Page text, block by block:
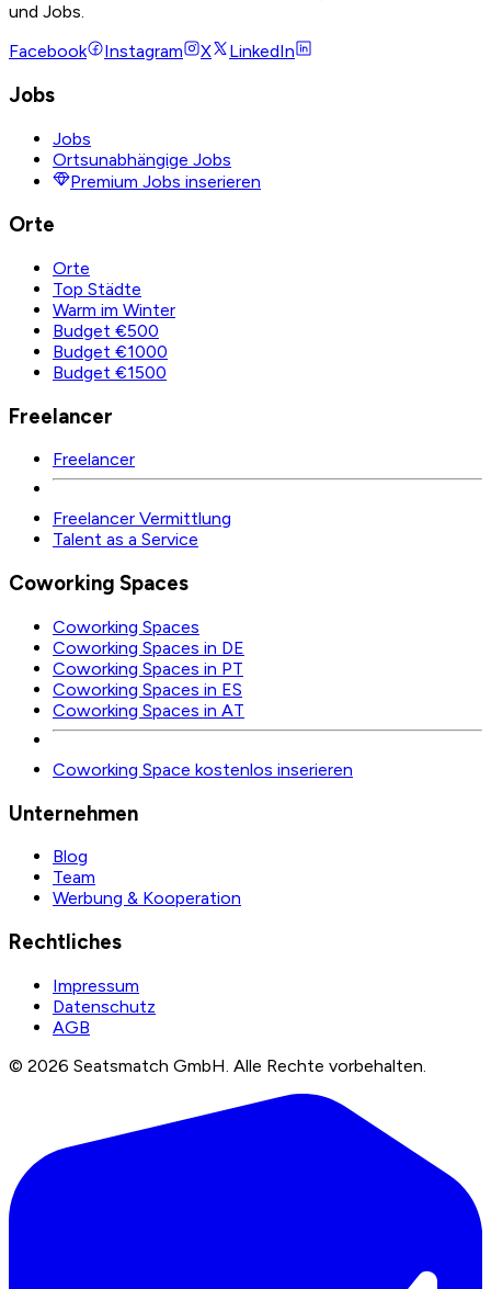
und Jobs.
Facebook
Instagram X LinkedIn
Jobs
Jobs
Ortsunabhängige Jobs
Premium Jobs inserieren
Orte
Orte
Top Städte
Warm im Winter
Budget €500
Budget €1000
Budget €1500
Freelancer
Freelancer
Freelancer Vermittlung
Talent as a Service
Coworking Spaces
Coworking Spaces
Coworking Spaces in DE
Coworking Spaces in PT
Coworking Spaces in ES
Coworking Spaces in AT
Coworking Space kostenlos inserieren
Unternehmen
Blog
Team
Werbung & Kooperation
Rechtliches
Impressum
Datenschutz
AGB
© 2026 Seatsmatch GmbH. Alle Rechte vorbehalten.